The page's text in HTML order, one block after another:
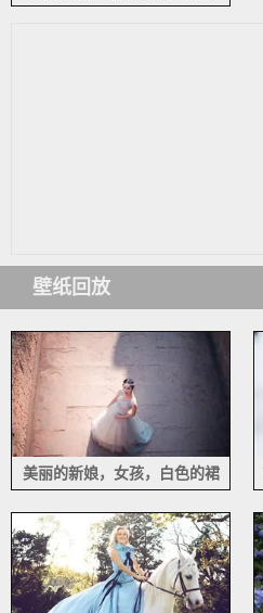
壁纸回放
美丽的新娘，女孩，白色的裙